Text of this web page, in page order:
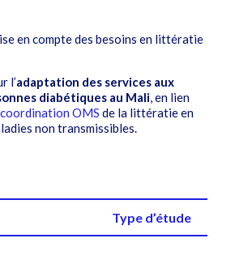
en compte des besoins en littératie
l’adaptation des services aux
diabétiques au Mali, en lien
OMS de la littératie en
non transmissibles.
Type d’étude